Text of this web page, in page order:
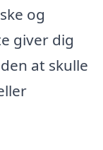
og
giver dig
at skulle